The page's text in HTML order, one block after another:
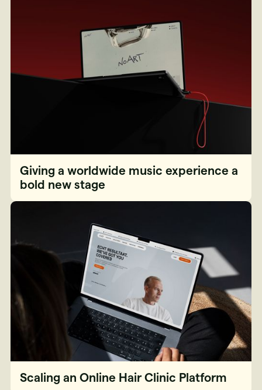
Giving a worldwide music experience a
bold new stage
Scaling an Online Hair Clinic Platform